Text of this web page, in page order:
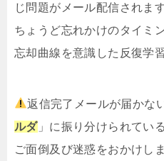
じ問題がメール配信されます
ちょうど忘れかけのタイミ
忘却曲線を意識した反復学
返信完了メールが届かな
ルダ」に振り分けられてい
ご面倒及び迷惑をおかけし